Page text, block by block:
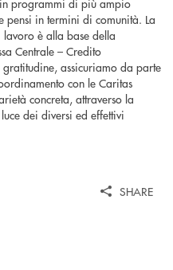
programmi di più ampio
pensi in termini di comunità. La
è alla base della
Centrale – Credito
assicuriamo da parte
con le Caritas
concreta, attraverso la
dei diversi ed effettivi
SHARE